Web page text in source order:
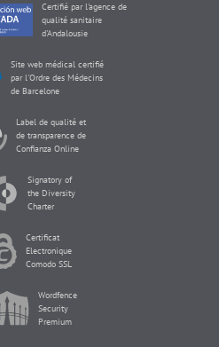
Certifié par l'agence de
qualité sanitaire
d'Andalousie
Site web médical certifié
par l'Ordre des Médecins
de Barcelone
Label de qualité et
de transparence de
Confianza Online
Signatory of
the Diversity
Charter
Certificat
Electronique
Comodo SSL
Wordfence
Security
Premium